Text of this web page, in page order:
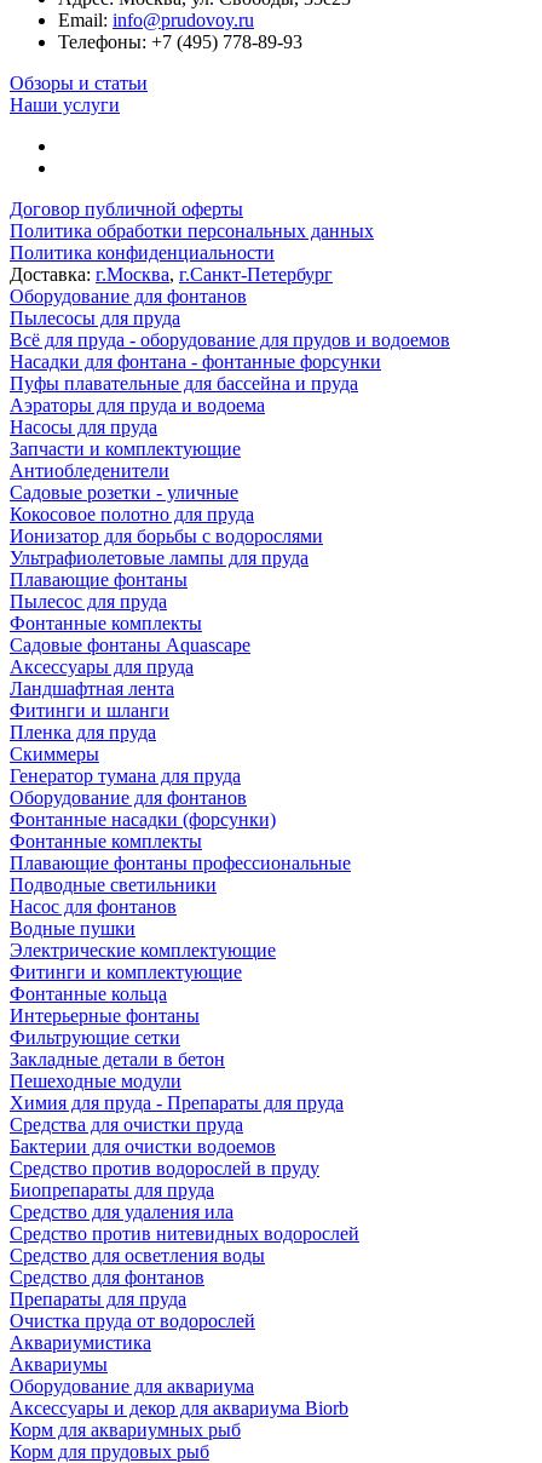
Email: info@prudovoy.ru
Телефоны: +7 (495) 778-89-93
Обзоры и статьи
Наши услуги
Договор публичной оферты
Политика обработки персональных данных
Политика конфиденциальности
Доставка: г.Москва, г.Санкт-Петербург
Оборудование для фонтанов
Пылесосы для пруда
Всё для пруда - оборудование для прудов и водоемов
Насадки для фонтана - фонтанные форсунки
Пуфы плавательные для бассейна и пруда
Аэраторы для пруда и водоема
Насосы для пруда
Запчасти и комплектующие
Антиобледенители
Садовые розетки - уличные
Кокосовое полотно для пруда
Ионизатор для борьбы с водорослями
Ультрафиолетовые лампы для пруда
Плавающие фонтаны
Пылесос для пруда
Фонтанные комплекты
Садовые фонтаны Aquascape
Аксессуары для пруда
Ландшафтная лента
Фитинги и шланги
Пленка для пруда
Скиммеры
Генератор тумана для пруда
Оборудование для фонтанов
Фонтанные насадки (форсунки)
Фонтанные комплекты
Плавающие фонтаны профессиональные
Подводные светильники
Насос для фонтанов
Водные пушки
Электрические комплектующие
Фитинги и комплектующие
Фонтанные кольца
Интерьерные фонтаны
Фильтрующие сетки
Закладные детали в бетон
Пешеходные модули
Химия для пруда - Препараты для пруда
Средства для очистки пруда
Бактерии для очистки водоемов
Средство против водорослей в пруду
Биопрепараты для пруда
Средство для удаления ила
Средство против нитевидных водорослей
Средство для осветления воды
Средство для фонтанов
Препараты для пруда
Очистка пруда от водорослей
Аквариумистика
Аквариумы
Оборудование для аквариума
Аксессуары и декор для аквариума Biorb
Корм для аквариумных рыб
Корм для прудовых рыб